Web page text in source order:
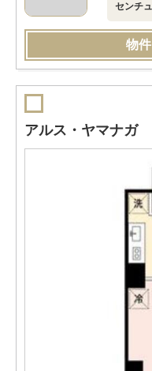
センチ
物
アルス・ヤマナガ